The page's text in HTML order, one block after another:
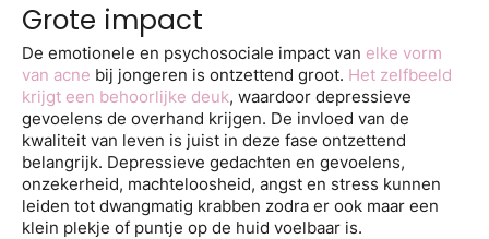
Grote impact
De emotionele en psychosociale impact van elke vorm
van acne bij jongeren is ontzettend groot. Het zelfbeeld
krijgt een behoorlijke deuk, waardoor depressieve
gevoelens de overhand krijgen. De invloed van de
kwaliteit van leven is juist in deze fase ontzettend
belangrijk. Depressieve gedachten en gevoelens,
onzekerheid, machteloosheid, angst en stress kunnen
leiden tot dwangmatig krabben zodra er ook maar een
klein plekje of puntje op de huid voelbaar is.